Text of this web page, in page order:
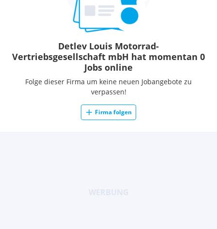
Detlev Louis Motorrad-
Vertriebsgesellschaft mbH hat momentan 0
Jobs online
Folge dieser Firma um keine neuen Jobangebote zu
verpassen!
Firma folgen